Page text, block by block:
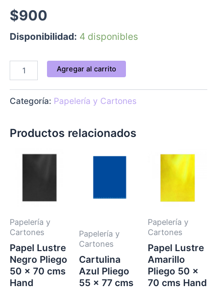
$900
Disponibilidad: 4 disponibles
Agregar al carrito
Categoría: Papelería y Cartones
Productos relacionados
Papelería y
Cartones
Papel Lustre
Negro Pliego
50 x 70 cms
Hand
Papelería y
Cartones
Cartulina
Azul Pliego
55 x 77 cms
Papelería y
Cartones
Papel Lustre
Amarillo
Pliego 50 x
70 cms Hand